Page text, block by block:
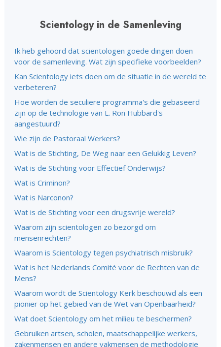
Scientology in de Samenleving
Ik heb gehoord dat scientologen goede dingen doen
voor de samenleving. Wat zijn specifieke voorbeelden?
Kan Scientology iets doen om de situatie in de wereld te
verbeteren?
Hoe worden de seculiere programma's die gebaseerd
zijn op de technologie van L. Ron Hubbard's
aangestuurd?
Wie zijn de Pastoraal Werkers?
Wat is de Stichting, De Weg naar een Gelukkig Leven?
Wat is de Stichting voor Effectief Onderwijs?
Wat is Criminon?
Wat is Narconon?
Wat is de Stichting voor een drugsvrije wereld?
Waarom zijn scientologen zo bezorgd om
mensenrechten?
Waarom is Scientology tegen psychiatrisch misbruik?
Wat is het Nederlands Comité voor de Rechten van de
Mens?
Waarom wordt de Scientology Kerk beschouwd als een
pionier op het gebied van de Wet van Openbaarheid?
Wat doet Scientology om het milieu te beschermen?
Gebruiken artsen, scholen, maatschappelijke werkers,
zakenmensen en andere vakmensen de methodologie